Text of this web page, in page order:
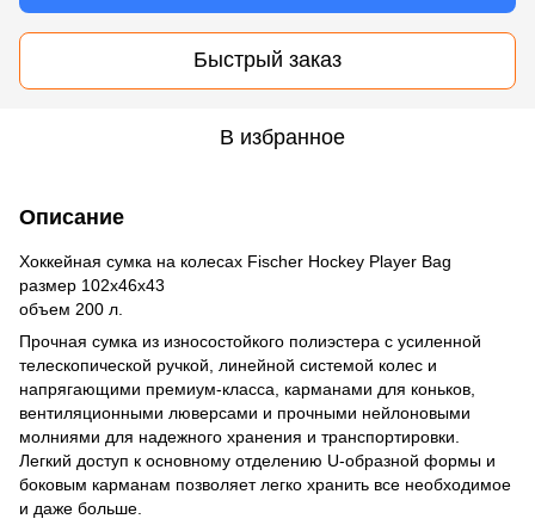
Быстрый заказ
В избранное
Описание
Хоккейная сумка на колесах Fischer Hockey Player Bag
размер 102х46х43
объем 200 л.
Прочная сумка из износостойкого полиэстера с усиленной
телескопической ручкой, линейной системой колес и
напрягающими премиум-класса, карманами для коньков,
вентиляционными люверсами и прочными нейлоновыми
молниями для надежного хранения и транспортировки.
Легкий доступ к основному отделению U-образной формы и
боковым карманам позволяет легко хранить все необходимое
и даже больше.